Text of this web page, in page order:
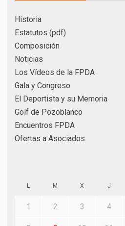
Historia
Estatutos (pdf)
Composición
Noticias
Los Vídeos de la FPDA
Gala y Congreso
El Deportista y su Memoria
Golf de Pozoblanco
Encuentros FPDA
Ofertas a Asociados
L M X J
1 2 3 4